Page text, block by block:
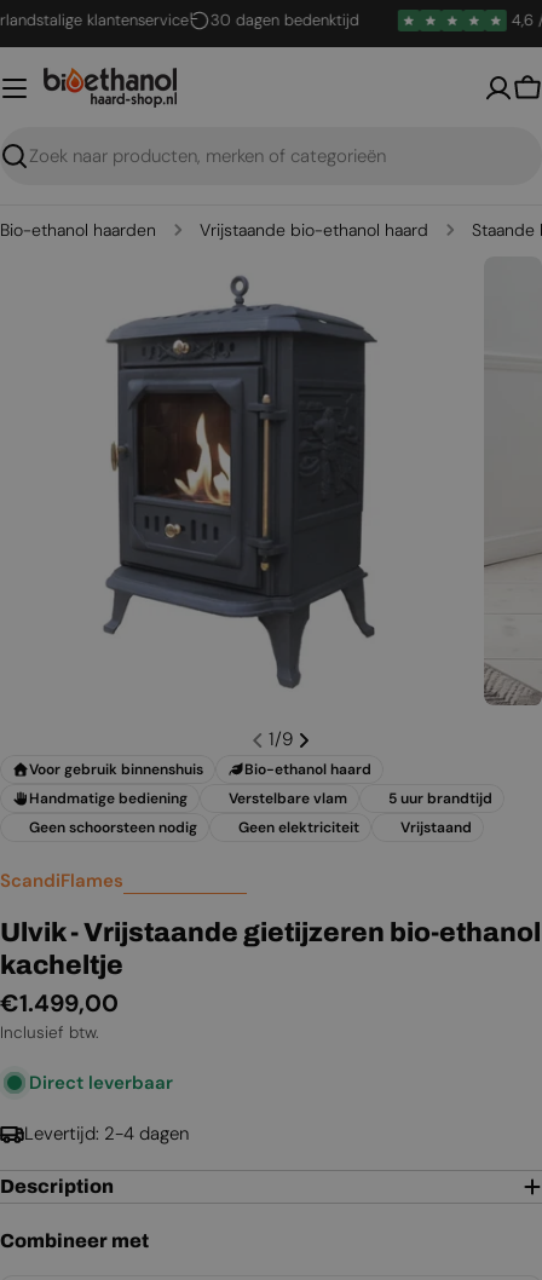
Ga
naar
inhoud
klantenservice 30 dagen bedenktijd 4,6 / 5
Zoeken
Bio-ethanol haarden Vrijstaande bio-ethanol haard Staande
Open media 0 in een venster
1/9
Voor gebruik binnenshuis
Bio-ethanol haard
Handmatige bediening
Verstelbare vlam
5 uur brandtijd
Geen schoorsteen nodig
Geen elektriciteit Vrijstaand
ScandiFlames
Ulvik - Vrijstaande gietijzeren bio-ethanol
kacheltje
Normale
prijs
€1.499,00
Inclusief btw.
Direct leverbaar
Levertijd: 2-4 dagen
Description
Combineer met